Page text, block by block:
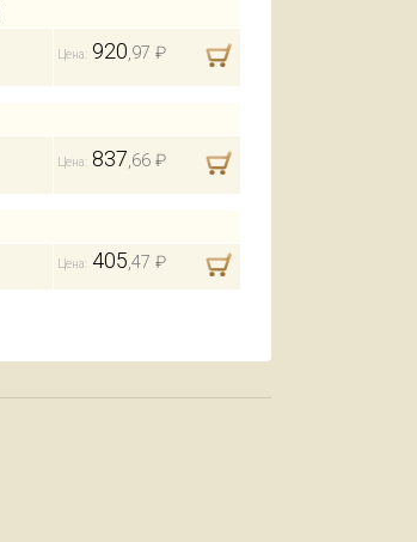
Цена: 920,97 ₽
Цена: 837,66 ₽
Цена: 405,47 ₽